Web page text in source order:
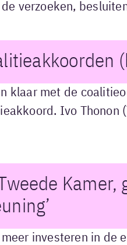
verzoeken,
klaar met de
Ivo Thonon
meer investeren in